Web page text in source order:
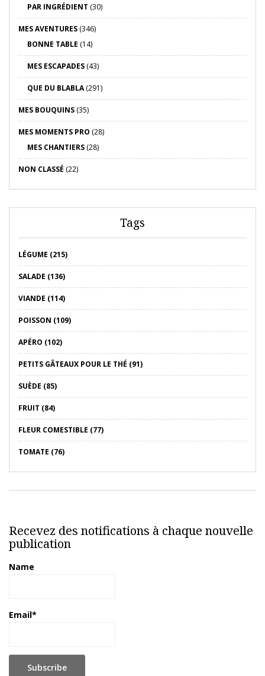
PAR INGRÉDIENT (30)
MES AVENTURES (346)
BONNE TABLE (14)
MES ESCAPADES (43)
QUE DU BLABLA(291)
MES BOUQUINS (35)
MES MOMENTS PRO (28)
MES CHANTIERS (28)
NON CLASSÉ (22)
Tags
LÉGUME (215)
SALADE (136)
VIANDE (114)
POISSON (109)
APÉRO (102)
PETITS GÂTEAUX POUR LE THÉ (91)
SUÈDE (85)
FRUIT (84)
FLEUR COMESTIBLE (77)
TOMATE (76)
Recevez des notifications à chaque nouvelle
publication
Name
Email*